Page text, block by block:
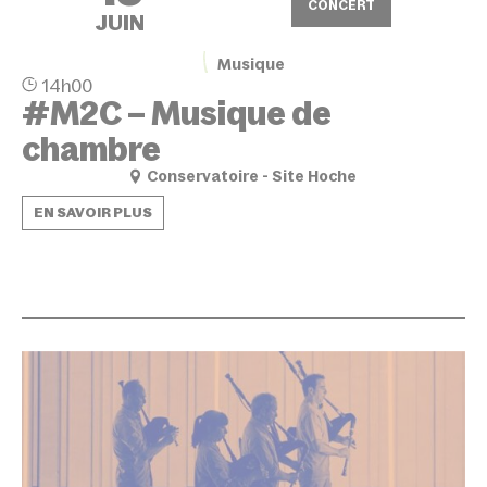
JUIN
CONCERT
Musique
14h00
#M2C – Musique de
chambre
Conservatoire - Site Hoche
EN SAVOIR PLUS